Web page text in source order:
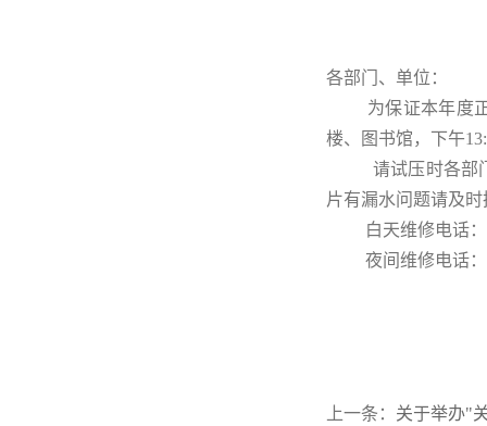
各部门、单位：
为保证本年度
楼、图书馆，下午
请试压时各部
片有漏水问题请及
白天维修电话
夜间维修电话
上一条： 关于举办"